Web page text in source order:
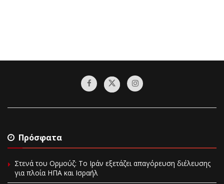
Πρόσφατα
Στενά του Ορμούζ: Το Ιράν εξετάζει απαγόρευση διέλευσης
για πλοία ΗΠΑ και Ισραήλ